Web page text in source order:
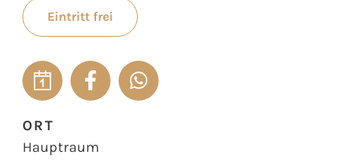
Eintritt frei
ORT
Hauptraum